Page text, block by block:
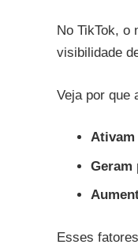
No TikTok, o
visibilidade
Veja por que
Ativam
Geram
Esses